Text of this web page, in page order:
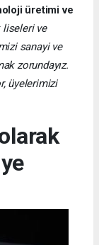
üretimi ve
liseleri ve
sanayi ve
zorundayız.
üyelerimizi